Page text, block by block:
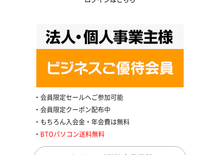
会員限定セールへご参加可能
会員限定クーポン配布中
もちろん入会金・年会費は無料
BTOパソコン送料無料